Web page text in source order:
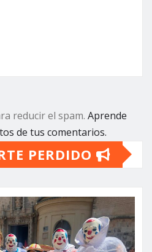
reducir el spam. Aprende
de tus comentarios.
PERDIDO